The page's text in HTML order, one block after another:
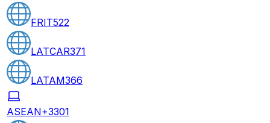
FRIT522
LATCAR371
LATAM366
ASEAN+3301